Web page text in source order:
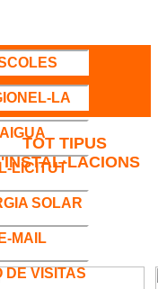
LA
AIGUA
LICITUT
SOLAR
E-MAIL
DE VISITAS
TOT TIPUS